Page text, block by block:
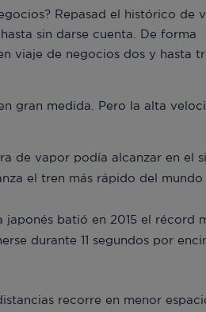
Repasad el histórico de
sin darse cuenta. De forma
viaje de negocios dos y hasta
gran medida. Pero la alta
de vapor podía alcanzar en el
el tren más rápido del mundo
japonés batió en 2015 el récord
durante 11 segundos por
recorre en menor